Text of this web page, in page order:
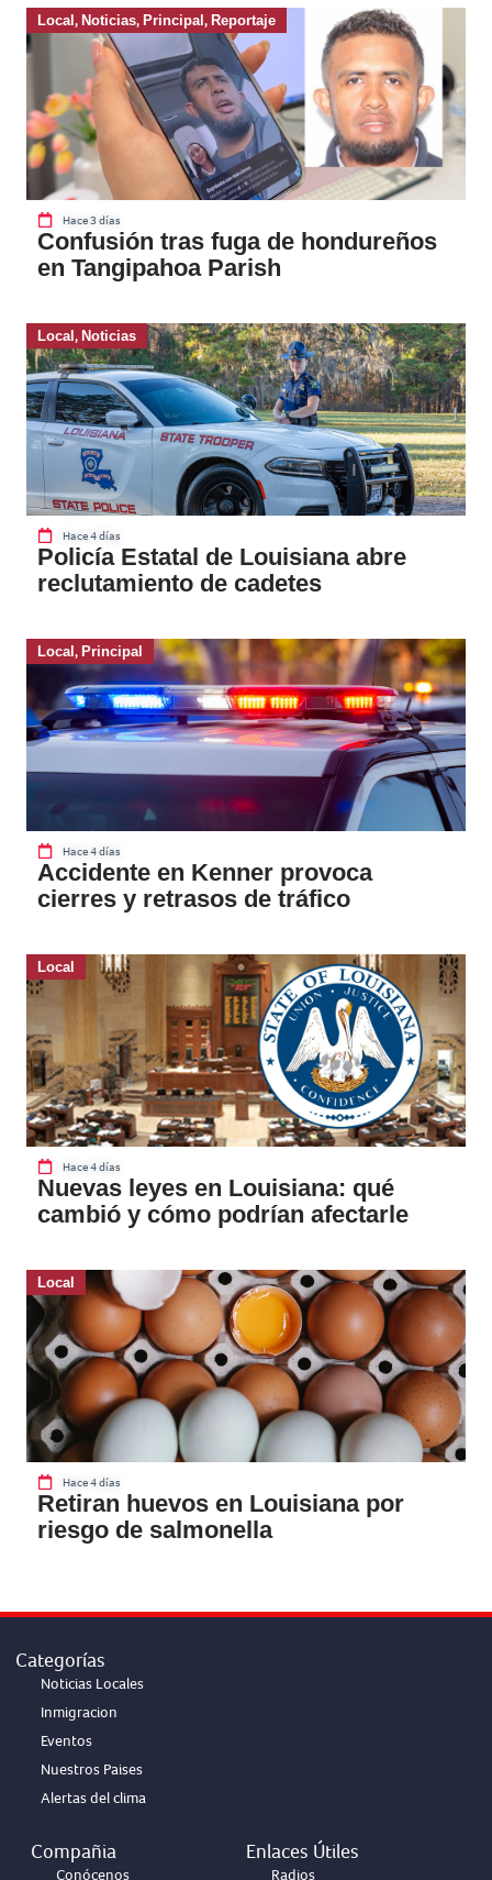
Local, Noticias, Principal, Reportaje
Hace 3 días
Confusión tras fuga de hondureños
en Tangipahoa Parish
Local, Noticias
Hace 4 días
Policía Estatal de Louisiana abre
reclutamiento de cadetes
Local, Principal
Hace 4 días
Accidente en Kenner provoca
cierres y retrasos de tráfico
Local
Hace 4 días
Nuevas leyes en Louisiana: qué
cambió y cómo podrían afectarle
Local
Hace 4 días
Retiran huevos en Louisiana por
riesgo de salmonella
Categorías
Noticias Locales
Inmigracion
Eventos
Nuestros Paises
Alertas del clima
Compañia
Conócenos
Enlaces Útiles
Radios